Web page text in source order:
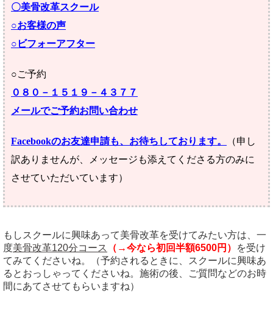
〇美骨改革スクール
○お客様の声
○ビフォーアフター
○ご予約
０８０－１５１９－４３７７
メールでご予約お問い合わせ
Facebookのお友達申請も、お待ちしております。
（申し
訳ありませんが、メッセージも添えてくださる方のみに
させていただいています）
もしスクールに興味あって美骨改革を受けてみたい方は、一
度美骨改革120分コース （ →今なら初回半額6500円）
を受け
てみてくださいね。（予約されるときに、スクールに興味あ
るとおっしゃってくださいね。施術の後、ご質問などのお時
間にあてさせてもらいますね）